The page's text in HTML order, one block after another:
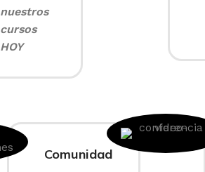
nuestros
cursos
HOY
Comunidad